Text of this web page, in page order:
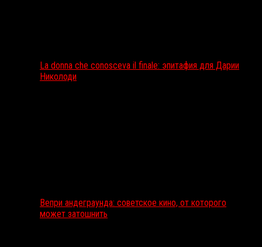
La donna che conosceva il finale: эпитафия для Дарии
Николоди
Вепри андеграунда: советское кино, от которого
может затошнить